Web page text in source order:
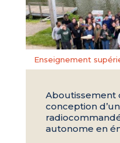
Enseignement
Aboutissement
conception
autonome en